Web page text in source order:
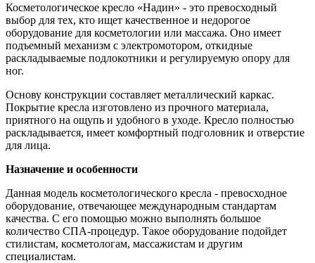
Косметологическое кресло «Надин» - это превосходный
выбор для тех, кто ищет качественное и недорогое
оборудование для косметологии или массажа. Оно имеет
подъемный механизм с электромотором, откидные
раскладываемые подлокотники и регулируемую опору для
ног.
Основу конструкции составляет металлический каркас.
Покрытие кресла изготовлено из прочного материала,
приятного на ощупь и удобного в уходе. Кресло полностью
раскладывается, имеет комфортный подголовник и отверстие
для лица.
Назначение и особенности
Данная модель косметологического кресла - превосходное
оборудование, отвечающее международным стандартам
качества. С его помощью можно выполнять большое
количество СПА-процедур. Такое оборудование подойдет
стилистам, косметологам, массажистам и другим
специалистам.